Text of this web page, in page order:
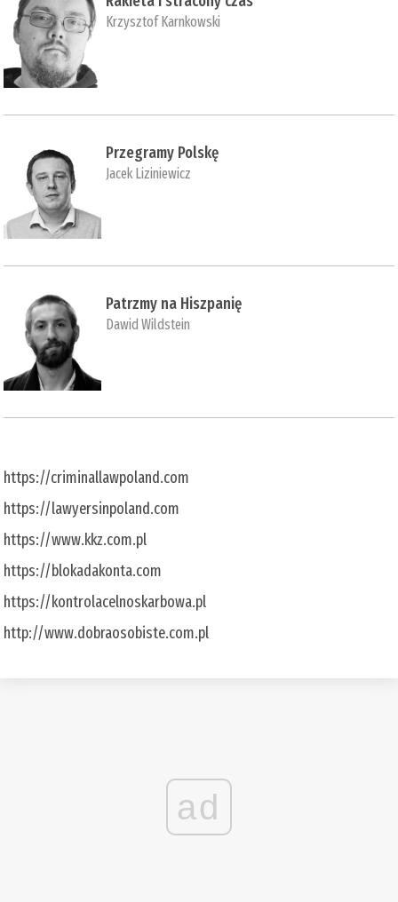
Krzysztof Karnkowski
Przegramy Polskę
Jacek Liziniewicz
Patrzmy na Hiszpanię
Dawid Wildstein
https://criminallawpoland.com
https://lawyersinpoland.com
https://www.kkz.com.pl
https://blokadakonta.com
https://kontrolacelnoskarbowa.pl
http://www.dobraosobiste.com.pl
ad